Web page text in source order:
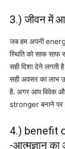
3.) जीवन में
जब हम अपनी
स्थिति को साफ साफ
सही दिशा देने लगती
सही अवसर का लाभ
है. अगर आप विवेक
stronger बनाने पर
4.) benefit
-आत्मज्ञान का